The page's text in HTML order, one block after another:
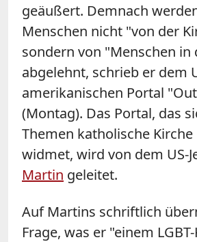
geäußert. Demnach
Menschen nicht "von der
sondern von "Menschen in
abgelehnt, schrieb er dem
amerikanischen Portal
(Montag). Das Portal, das
Themen katholische Kirche
widmet, wird von dem US-
Martin geleitet.
Auf Martins schriftlich
Frage, was er "einem